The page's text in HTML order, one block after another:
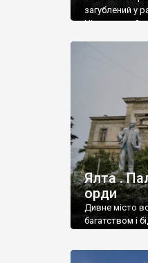
загублений у
Ніжин греки?
Ялта .
орди
Дивне місто
багатством і